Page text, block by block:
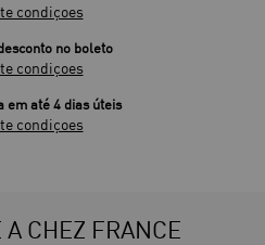
condiçoes
no boleto
condiçoes
em até 4 dias úteis
condiçoes
CHEZ FRANCE